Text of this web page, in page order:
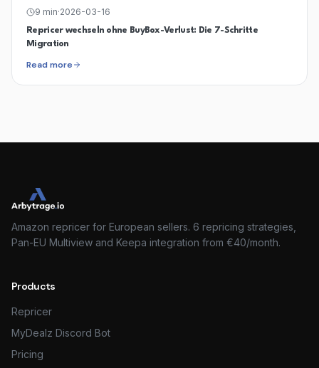
9 min·2026-03-16
Repricer wechseln ohne BuyBox-Verlust: Die 7-Schritte
Migration
Read more
Amazon repricer for European sellers. 6 repricing strategies,
Pan-EU Multiview and Keepa integration from €40/month.
Products
Repricer
MyDealz Discord Bot
Pricing